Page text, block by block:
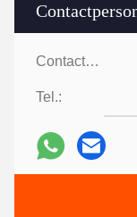
Contactpersonen:
Tel.: